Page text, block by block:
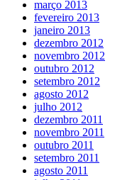
março 2013
fevereiro 2013
janeiro 2013
dezembro 2012
novembro 2012
outubro 2012
setembro 2012
agosto 2012
julho 2012
dezembro 2011
novembro 2011
outubro 2011
setembro 2011
agosto 2011